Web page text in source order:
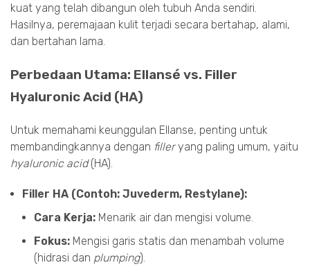
kuat yang telah dibangun oleh tubuh Anda sendiri.
Hasilnya, peremajaan kulit terjadi secara bertahap, alami,
dan bertahan lama.
Perbedaan Utama: Ellansé vs. Filler
Hyaluronic Acid (HA)
Untuk memahami keunggulan Ellanse, penting untuk
membandingkannya dengan filleryang paling umum, yaitu
hyaluronic acid(HA).
Filler HA (Contoh: Juvederm, Restylane):
Cara Kerja: Menarik air dan mengisi volume.
Fokus: Mengisi garis statis dan menambah volume
(hidrasi dan plumping).